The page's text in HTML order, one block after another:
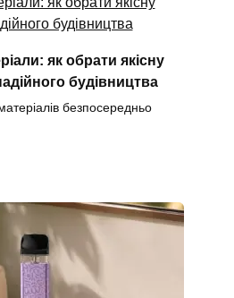
як обрати якісну
будівництва
безпосередньо